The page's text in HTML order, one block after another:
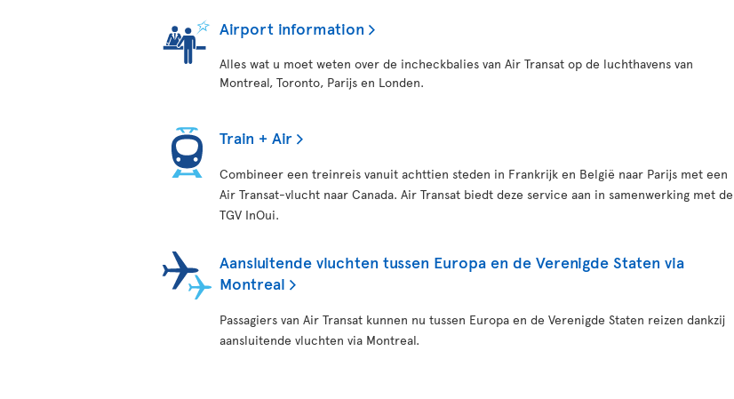
Airport information
Alles wat u moet weten over de incheckbalies van Air Transat op de luchthavens van
Montreal, Toronto, Parijs en Londen.
Train + Air
Combineer een treinreis vanuit achttien steden in Frankrijk en België naar Parijs met een
Air Transat-vlucht naar Canada. Air Transat biedt deze service aan in samenwerking met de
TGV InOui.
Aansluitende vluchten tussen Europa en de Verenigde Staten via
Montreal
Passagiers van Air Transat kunnen nu tussen Europa en de Verenigde Staten reizen dankzij
aansluitende vluchten via Montreal.